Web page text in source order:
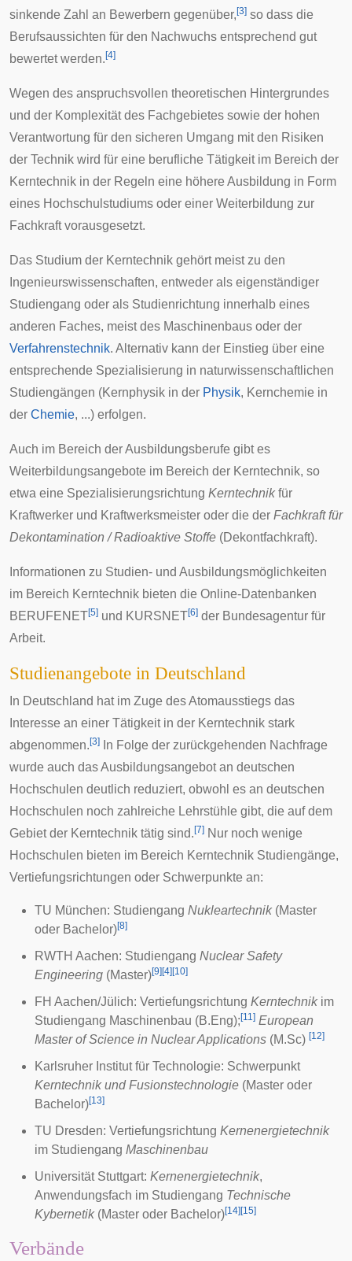
sinkende Zahl an Bewerbern gegenüber, [3] so dass die
Berufsaussichten für den Nachwuchs entsprechend gut
bewertet werden. [4]
Wegen des anspruchsvollen theoretischen Hintergrundes
und der Komplexität des Fachgebietes sowie der hohen
Verantwortung für den sicheren Umgang mit den Risiken
der Technik wird für eine berufliche Tätigkeitim Bereich der
Kerntechnik in der Regeln eine höhere Ausbildung in Form
eines Hochschulstudiums oder einer Weiterbildung zur
Fachkraftvorausgesetzt.
Das Studium der Kerntechnik gehört meist zu den
Ingenieurswissenschaften, entweder als eigenständiger
Studiengang oder als Studienrichtung innerhalb eines
anderen Faches, meist des Maschinenbaus oder der
Verfahrenstechnik. Alternativ kann der Einstieg über eine
entsprechende Spezialisierung in naturwissenschaftlichen
Studiengängen (Kernphysik in der Physik, Kernchemie in
der Chemie, ...) erfolgen.
Auch im Bereich der Ausbildungsberufe gibt es
Weiterbildungsangebote im Bereich der Kerntechnik, so
etwa eine Spezialisierungsrichtung Kerntechnikfür
Kraftwerker und Kraftwerksmeister oder die der Fachkraft für
Dekontamination / Radioaktive Stoffe (Dekontfachkraft).
Informationen zu Studien- und Ausbildungsmöglichkeiten
im Bereich Kerntechnik bieten die Online-Datenbanken
BERUFENET[5] und KURSNET[6] der Bundesagentur für
Arbeit.
Studienangebote in Deutschland
In Deutschland hat im Zuge des Atomausstiegs das
Interesse an einer Tätigkeit in der Kerntechnik stark
abgenommen. [3]
In Folge der zurückgehenden Nachfrage
wurde auch das Ausbildungsangebot an deutschen
Hochschulen deutlich reduziert, obwohl es an deutschen
Hochschulen noch zahlreiche Lehrstühle gibt, die auf dem
Gebiet der Kerntechnik tätig sind. [7] Nur noch wenige
Hochschulen bieten im Bereich Kerntechnik Studiengänge,
Vertiefungsrichtungen oder Schwerpunkte an:
TU München: Studiengang Nukleartechnik(Master
oder Bachelor)[8]
RWTH Aachen: Studiengang Nuclear Safety
Engineering (Master)[9] [4] [10]
FH Aachen/Jülich: Vertiefungsrichtung Kerntechnikim
Studiengang Maschinenbau (B.Eng); [11] European
Master of Science in Nuclear Applications (M.Sc) [12]
Karlsruher Institut für Technologie: Schwerpunkt
Kerntechnik und Fusionstechnologie (Master oder
Bachelor)[13]
TU Dresden: Vertiefungsrichtung Kernenergietechnik
im Studiengang Maschinenbau
Universität Stuttgart: Kernenergietechnik,
Anwendungsfach im Studiengang Technische
Kybernetik(Master oder Bachelor)[14] [15]
Verbände